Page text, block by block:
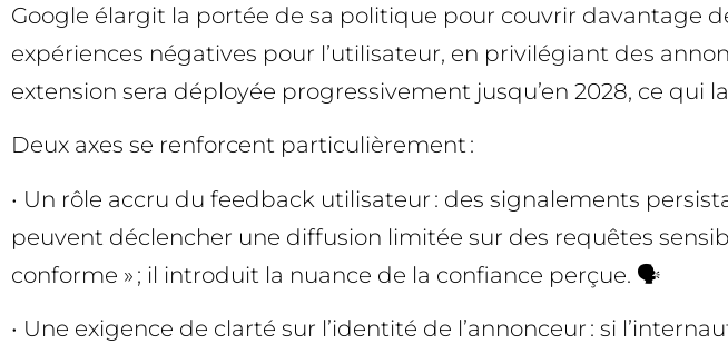
Google élargit la portée de sa politique pour couvrir davantage
expériences négatives pour l’utilisateur, en privilégiant des
extension sera déployée progressivement jusqu’en 2028, ce qui
Deux axes se renforcent particulièrement :
• Un rôle accru du feedback utilisateur : des signalements
peuvent déclencher une diffusion limitée sur des requêtes
conforme » ; il introduit la nuance de la confiance perçue. 🗣️
• Une exigence de clarté sur l’identité de l’annonceur : si